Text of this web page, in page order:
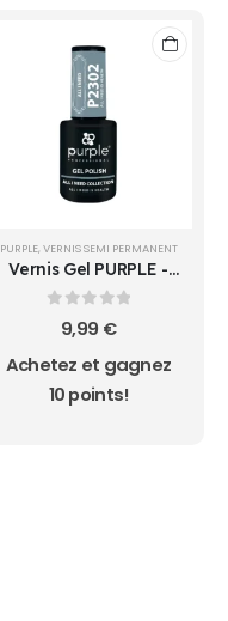
PURPLE, VERNIS SEMI PERMANENT
Vernis Gel PURPLE -
P2302 - ALL I NEED IS
sur 5
9,99 €
Achetez et gagnez
10 points!